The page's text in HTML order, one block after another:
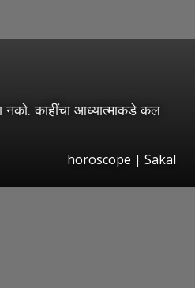
नको. काहींचा आध्यात्माकडे कल
horoscope | Sakal